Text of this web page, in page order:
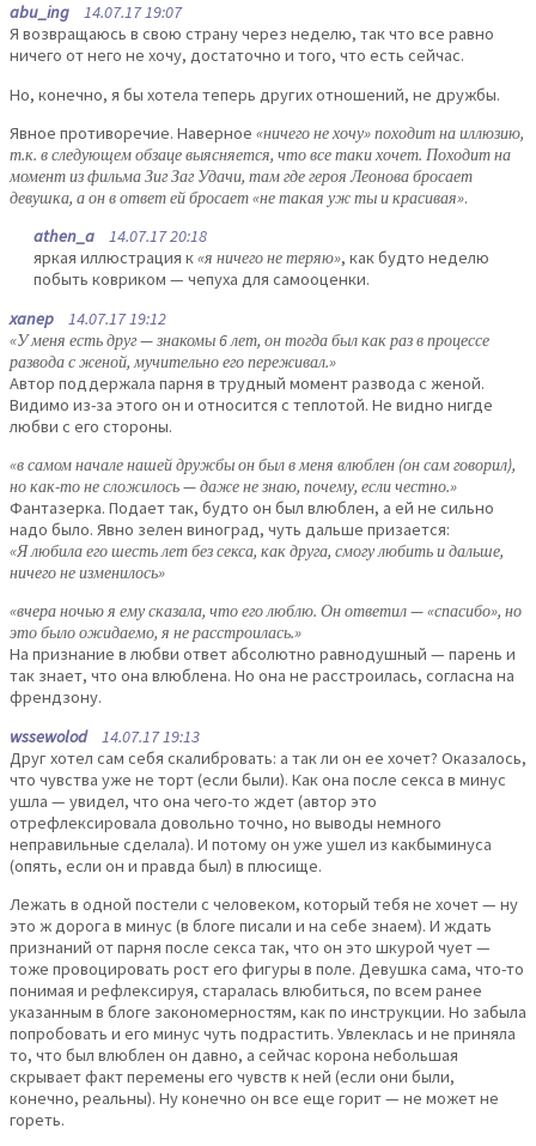
abu_ing 14.07.17 19:07
Я возвращаюсь в свою страну через неделю, так что все равно
ничего от него не хочу, достаточно и того, что есть сейчас.
Но, конечно, я бы хотела теперь других отношений, не дружбы.
Явное противоречие. Наверное «ничего не хочу» походит на иллюзию,
т.к. в следующем обзаце выясняется, что все таки хочет. Походит на
момент из фильма Зиг Заг Удачи, там где героя Леонова бросает
девушка, а он в ответ ей бросает «не такая уж ты и красивая».
athen_a 14.07.17 20:18
яркая иллюстрация к«я ничего не теряю», как будто неделю
побыть ковриком — чепуха для самооценки.
xanep 14.07.17 19:12
«У меня есть друг — знакомы 6 лет, он тогда был как раз в процессе
развода с женой, мучительно его переживал.»
Автор поддержала парня в трудный момент развода с женой.
Видимо из-за этого он и относится с теплотой. Не видно нигде
любви с его стороны.
«в самом начале нашей дружбы он был в меня влюблен (он сам говорил),
но как-то не сложилось — даже не знаю, почему, если честно.»
Фантазерка. Подает так, будто он был влюблен, а ей не сильно
надо было. Явно зелен виноград, чуть дальше призается:
«Я любила его шесть лет без секса, как друга, смогу любить и дальше,
ничего не изменилось»
«вчера ночью я ему сказала, что его люблю. Он ответил — «спасибо», но
это было ожидаемо, я не расстроилась.»
На признание в любви ответ абсолютно равнодушный — парень и
так знает, что она влюблена. Но она не расстроилась, согласна на
френдзону.
wssewolod14.07.17 19:13
Друг хотел сам себя скалибровать: а так ли он ее хочет? Оказалось,
что чувства уже не торт (если были). Как она после секса в минус
ушла — увидел, что она чего-то ждет (автор это
отрефлексировала довольно точно, но выводы немного
неправильные сделала). И потому он уже ушел из какбыминуса
(опять, если он и правда был) в плюсище.
Лежать в одной постели с человеком, который тебя не хочет — ну
это ж дорога в минус (в блоге писали и на себе знаем). И ждать
признаний от парня после секса так, что он это шкурой чует —
тоже провоцировать рост его фигуры в поле. Девушка сама, что-то
понимая и рефлексируя, старалась влюбиться, по всем ранее
указанным в блоге закономерностям, как по инструкции. Но забыла
попробовать и его минус чуть подрастить. Увлеклась и не приняла
то, что был влюблен он давно, а сейчас корона небольшая
скрывает факт перемены его чувств к ней (если они были,
конечно, реальны). Ну конечно он все еще горит — не может не
гореть.